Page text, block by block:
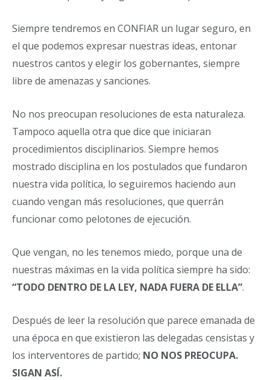
Siempre tendremos en CONFIAR un lugar seguro, en
el que podemos expresar nuestras ideas, entonar
nuestros cantos y elegir los gobernantes, siempre
libre de amenazas y sanciones.
No nos preocupan resoluciones de esta naturaleza.
Tampoco aquella otra que dice que iniciaran
procedimientos disciplinarios. Siempre hemos
mostrado disciplina en los postulados que fundaron
nuestra vida política, lo seguiremos haciendo aun
cuando vengan más resoluciones, que querrán
funcionar como pelotones de ejecución.
Que vengan, no les tenemos miedo, porque una de
nuestras máximas en la vida política siempre ha sido:
“TODO DENTRO DE LA LEY, NADA FUERA DE ELLA”.
Después de leer la resolución que parece emanada de
una época en que existieron las delegadas censistas y
los interventores de partido; NO NOS PREOCUPA.
SIGAN ASÍ.